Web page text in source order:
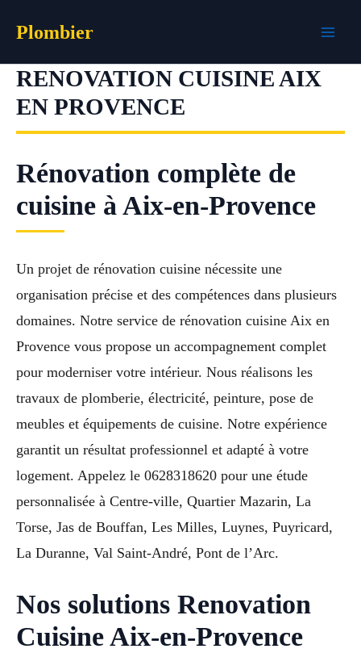
Plombier
RENOVATION CUISINE AIX
EN PROVENCE
Rénovation complète de
cuisine à Aix-en-Provence
Un projet de rénovation cuisine nécessite une
organisation précise et des compétences dans plusieurs
domaines. Notre service de rénovation cuisine Aix en
Provence vous propose un accompagnement complet
pour moderniser votre intérieur. Nous réalisons les
travaux de plomberie, électricité, peinture, pose de
meubles et équipements de cuisine. Notre expérience
garantit un résultat professionnel et adapté à votre
logement. Appelez le 0628318620 pour une étude
personnalisée à Centre-ville, Quartier Mazarin, La
Torse, Jas de Bouffan, Les Milles, Luynes, Puyricard,
La Duranne, Val Saint-André, Pont de l’Arc.
Nos solutions Renovation
Cuisine Aix-en-Provence